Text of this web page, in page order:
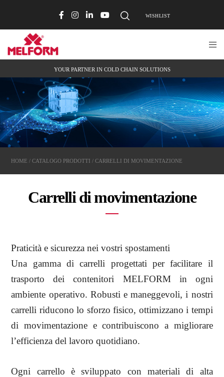
WISHLIST
YOUR PARTNER IN COLD CHAIN SOLUTIONS
HOME /CATALOGO PRODOTTI / CARRELLI DI MOVIMENTAZIONE
Carrelli di movimentazione
Praticità e sicurezza nei vostri spostamenti
Una gamma di carrelli progettati per facilitare il
trasporto dei contenitori MELFORM in ogni
ambiente operativo. Robusti e maneggevoli, i nostri
carrelli riducono lo sforzo fisico, ottimizzano i tempi
di movimentazione e contribuiscono a migliorare
l’efficienza del lavoro quotidiano.
Ogni carrello è sviluppato con materiali di alta